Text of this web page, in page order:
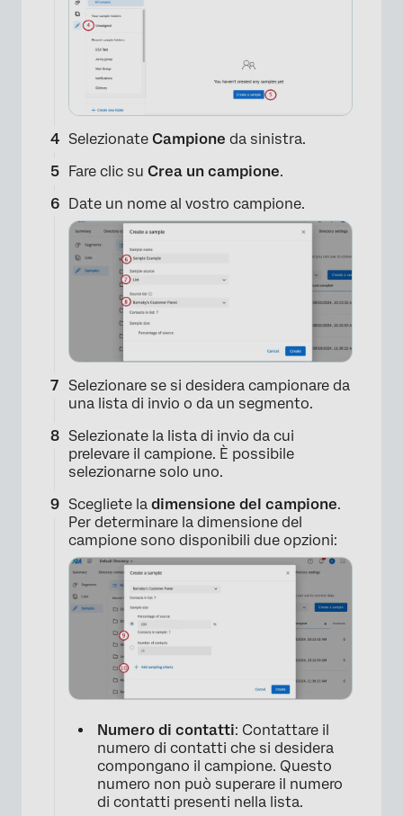
×
×
Selezionate Campione da sinistra.
Fare clic su Crea un campione.
Date un nome al vostro campione.
×
Selezionare se si desidera campionare da
una lista di invio o da un segmento.
Selezionate la lista di invio da cui
prelevare il campione. È possibile
selezionarne solo uno.
Scegliete la dimensione del campione.
Per determinare la dimensione del
campione sono disponibili due opzioni:
Numero di contatti: Contattare il
numero di contatti che si desidera
compongano il campione. Questo
numero non può superare il numero
di contatti presenti nella lista.